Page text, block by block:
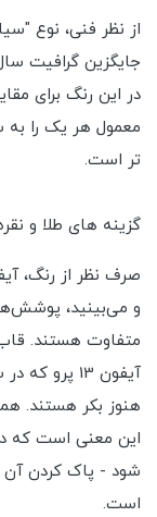
در این رنگ برای
تر است.
گزینه های طلا و
و می‌بینید،
متفاوت هستند.
آیفون 13
هنوز بکر هستند.
این معنی است که
شود - پاک کردن
است.